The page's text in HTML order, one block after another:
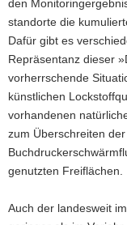
N
a
v
i
g
a
t
i
o
n
den
standorte die
Dafür gibt es
Repräsentanz dieser
vorherr­schende
künstlichen
vorhandenen
zum Über­schreiten
genutzten Freiflächen.
Auch der landesweit